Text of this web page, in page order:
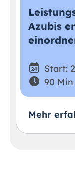
Azubis
Start:
90 Min
Mehr